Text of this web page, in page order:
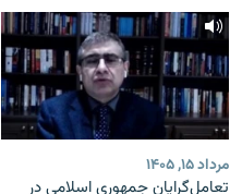
مرداد ۱۵, ۱۴۰۵
تعامل‌گرایان جمهوری اسلامی در